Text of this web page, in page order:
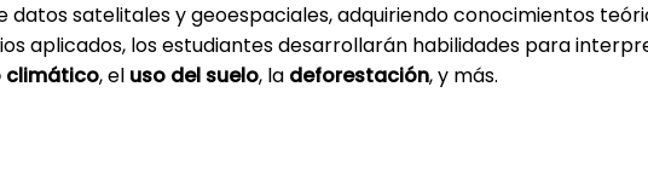
datos satelitales y geoespaciales, adquiriendo conocimientos
aplicados, los estudiantes desarrollarán habilidades para
climático, el uso del suelo, la deforestación, y más.